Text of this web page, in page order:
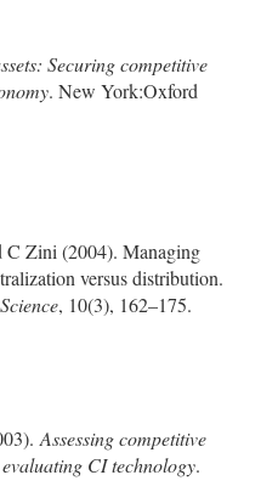
Securing competitive
. New York:Oxford
C Zini (2004). Managing
versus distribution.
, 10(3), 162–175.
Assessing competitive
CI technology.